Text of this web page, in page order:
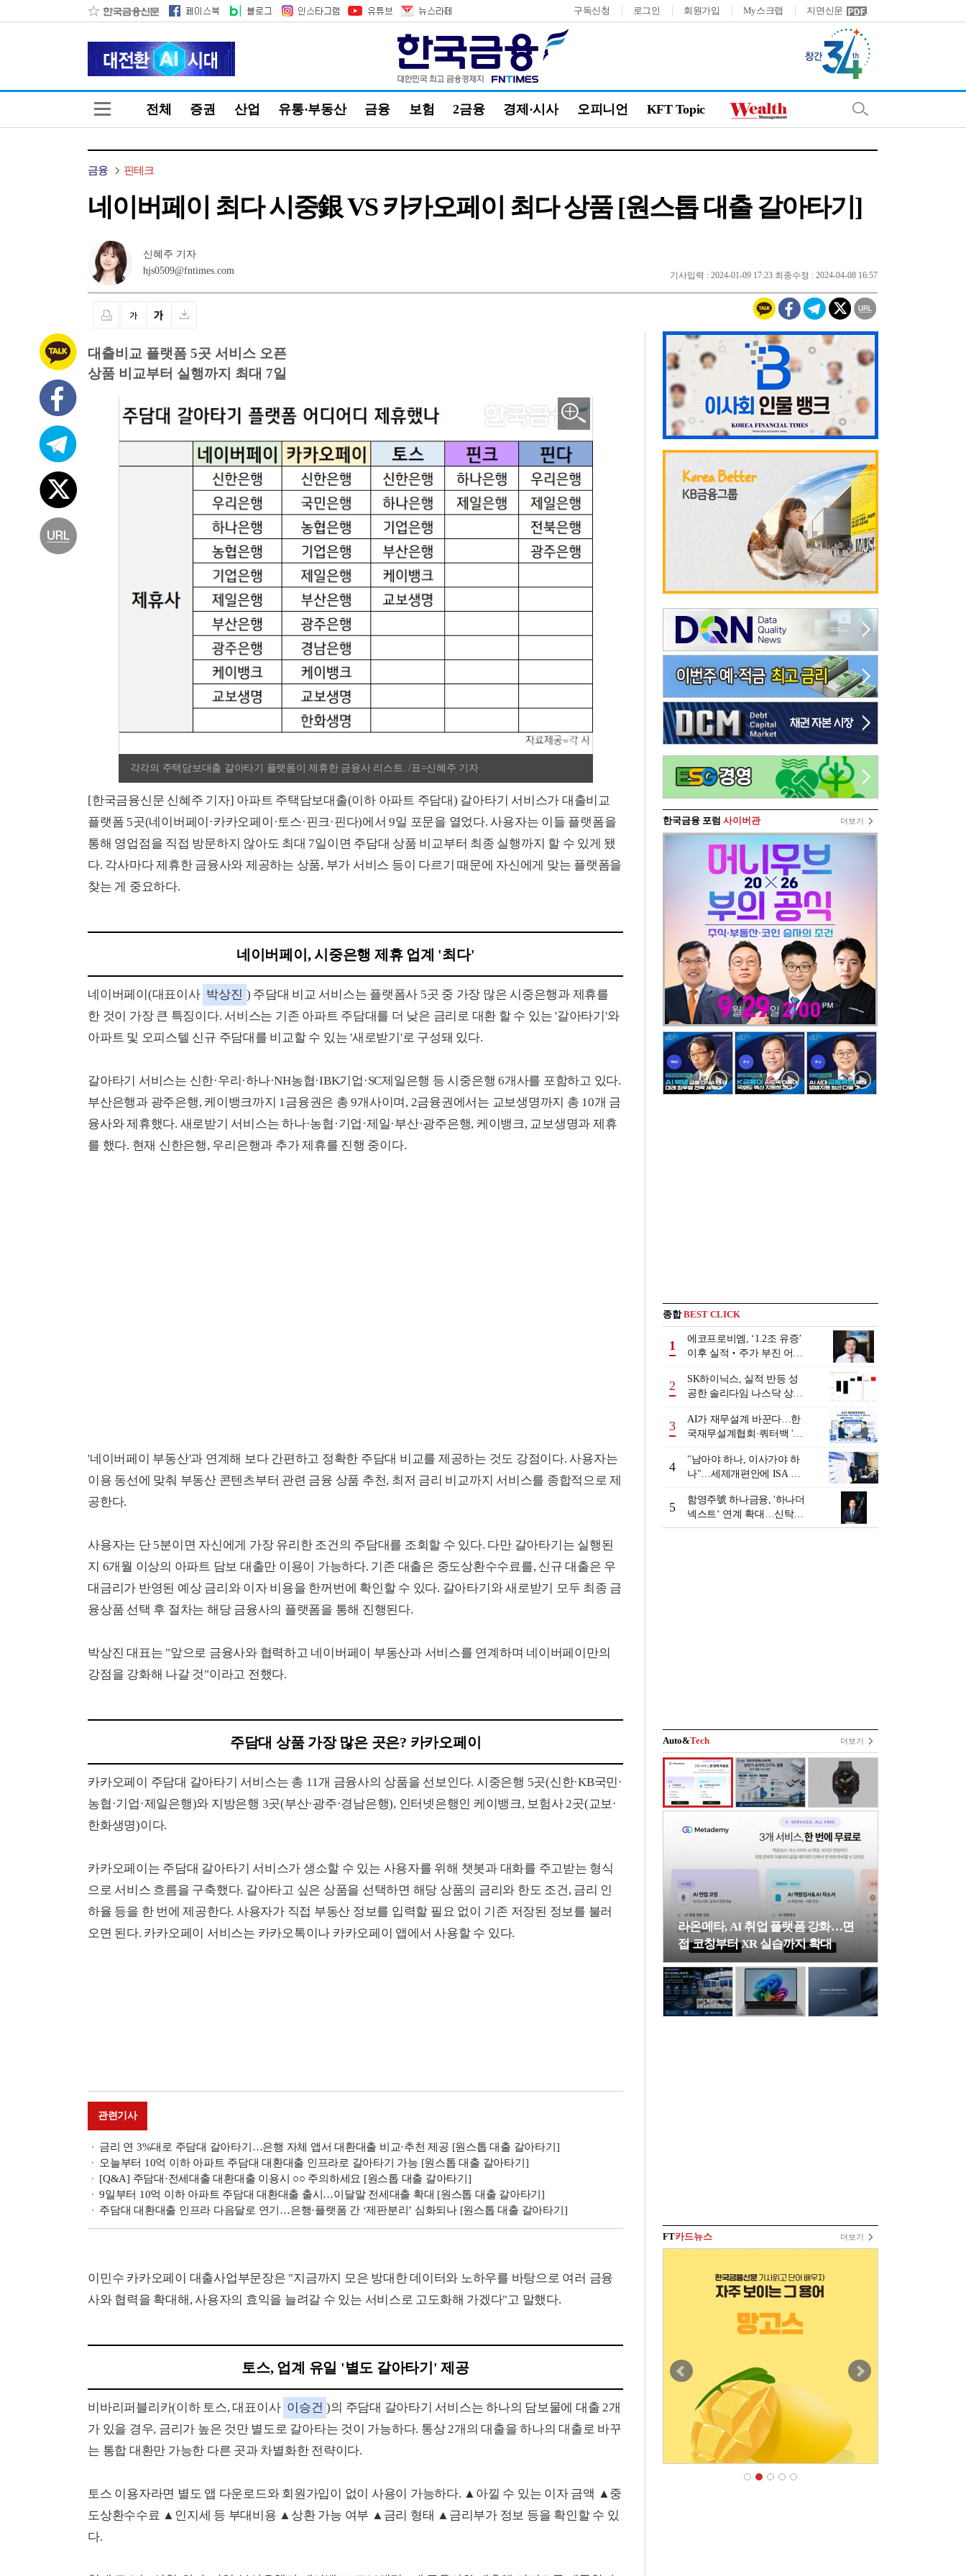
구독신청 로그인 회원가입 My스크랩 지면신문
전체 증권 산업 유통·부동산 금융 보험 2금융 경제·시사 오피니언 KFT Topic
금융 핀테크
네이버페이 최다 시중銀 VS 카카오페이 최다 상품 [원스톱 대출 갈아타기]
신혜주 기자
hjs0509@fntimes.com
기사입력 : 2024-01-09 17:23 최종수정 : 2024-04-08 16:57
대출비교 플랫폼 5곳 서비스 오픈
상품 비교부터 실행까지 최대 7일
각각의 주택담보대출 갈아타기 플랫폼이 제휴한 금융사 리스트. /표=신혜주 기자
[한국금융신문 신혜주 기자] 아파트 주택담보대출(이하 아파트 주담대) 갈아타기 서비스가 대출비교
플랫폼 5곳(네이버페이·카카오페이·토스·핀크·핀다)에서 9일 포문을 열었다. 사용자는 이들 플랫폼을
통해 영업점을 직접 방문하지 않아도 최대 7일이면 주담대 상품 비교부터 최종 실행까지 할 수 있게 됐
다. 각사마다 제휴한 금융사와 제공하는 상품, 부가 서비스 등이 다르기 때문에 자신에게 맞는 플랫폼을
찾는 게 중요하다.
네이버페이, 시중은행 제휴 업계 '최다'
네이버페이(대표이사 박상진 ) 주담대 비교 서비스는 플랫폼사 5곳 중 가장 많은 시중은행과 제휴를
한 것이 가장 큰 특징이다. 서비스는 기존 아파트 주담대를 더 낮은 금리로 대환 할 수 있는 '갈아타기'와
아파트 및 오피스텔 신규 주담대를 비교할 수 있는 '새로받기'로 구성돼 있다.
갈아타기 서비스는 신한·우리·하나·NH농협·IBK기업·SC제일은행 등 시중은행 6개사를 포함하고 있다.
부산은행과 광주은행, 케이뱅크까지 1금융권은 총 9개사이며, 2금융권에서는 교보생명까지 총 10개 금
융사와 제휴했다. 새로받기 서비스는 하나·농협·기업·제일·부산·광주은행, 케이뱅크, 교보생명과 제휴
를 했다. 현재 신한은행, 우리은행과 추가 제휴를 진행 중이다.
'네이버페이 부동산'과 연계해 보다 간편하고 정확한 주담대 비교를 제공하는 것도 강점이다. 사용자는
이용 동선에 맞춰 부동산 콘텐츠부터 관련 금융 상품 추천, 최저 금리 비교까지 서비스를 종합적으로 제
공한다.
사용자는 단 5분이면 자신에게 가장 유리한 조건의 주담대를 조회할 수 있다. 다만 갈아타기는 실행된
지 6개월 이상의 아파트 담보 대출만 이용이 가능하다. 기존 대출은 중도상환수수료를, 신규 대출은 우
대금리가 반영된 예상 금리와 이자 비용을 한꺼번에 확인할 수 있다. 갈아타기와 새로받기 모두 최종 금
융상품 선택 후 절차는 해당 금융사의 플랫폼을 통해 진행된다.
박상진 대표는 "앞으로 금융사와 협력하고 네이버페이 부동산과 서비스를 연계하며 네이버페이만의
강점을 강화해 나갈 것"이라고 전했다.
주담대 상품 가장 많은 곳은? 카카오페이
카카오페이 주담대 갈아타기 서비스는 총 11개 금융사의 상품을 선보인다. 시중은행 5곳(신한·KB국민·
농협·기업·제일은행)와 지방은행 3곳(부산·광주·경남은행), 인터넷은행인 케이뱅크, 보험사 2곳(교보·
한화생명)이다.
카카오페이는 주담대 갈아타기 서비스가 생소할 수 있는 사용자를 위해 챗봇과 대화를 주고받는 형식
으로 서비스 흐름을 구축했다. 갈아타고 싶은 상품을 선택하면 해당 상품의 금리와 한도 조건, 금리 인
하율 등을 한 번에 제공한다. 사용자가 직접 부동산 정보를 입력할 필요 없이 기존 저장된 정보를 불러
오면 된다. 카카오페이 서비스는 카카오톡이나 카카오페이 앱에서 사용할 수 있다.
관련기사
금리 연 3%대로 주담대 갈아타기…은행 자체 앱서 대환대출 비교·추천 제공 [원스톱 대출 갈아타기]
오늘부터 10억 이하 아파트 주담대 대환대출 인프라로 갈아타기 가능 [원스톱 대출 갈아타기]
[Q&A] 주담대·전세대출 대환대출 이용시 ○○ 주의하세요 [원스톱 대출 갈아타기]
9일부터 10억 이하 아파트 주담대 대환대출 출시…이달말 전세대출 확대 [원스톱 대출 갈아타기]
주담대 대환대출 인프라 다음달로 연기…은행·플랫폼 간 ‘제판분리’ 심화되나 [원스톱 대출 갈아타기]
이민수 카카오페이 대출사업부문장은 "지금까지 모은 방대한 데이터와 노하우를 바탕으로 여러 금융
사와 협력을 확대해, 사용자의 효익을 늘려갈 수 있는 서비스로 고도화해 가겠다"고 말했다.
토스, 업계 유일 '별도 갈아타기' 제공
비바리퍼블리카(이하 토스, 대표이사 이승건 )의 주담대 갈아타기 서비스는 하나의 담보물에 대출 2개
가 있을 경우, 금리가 높은 것만 별도로 갈아타는 것이 가능하다. 통상 2개의 대출을 하나의 대출로 바꾸
는 통합 대환만 가능한 다른 곳과 차별화한 전략이다.
토스 이용자라면 별도 앱 다운로드와 회원가입이 없이 사용이 가능하다. ▲아낄 수 있는 이자 금액 ▲중
도상환수수료 ▲인지세 등 부대비용 ▲상환 가능 여부 ▲금리 형태 ▲금리부가 정보 등을 확인할 수 있
다.
한국금융 포럼 사이버관 더보기
종합BEST CLICK
1
에코프로비엠, ‘1.2조 유증’
이후 실적‧주가 부진 어쩌
2
SK하이닉스, 실적 반등 성
공한 솔리다임 나스닥 상장
3
AI가 재무설계 바꾼다…한
국재무설계협회·쿼터백 '베
4
"남아야 하나, 이사가야 하
나"…세제개편안에 ISA 투
5
함영주號 하나금융, '하나더
넥스트‘ 연계 확대…신탁수
수료 2배 증가 효과 [금융 시
Auto&Tech 더보기
라온메타, AI 취업 플랫폼 강화…면
접 코칭부터 XR 실습까지 확대
FT카드뉴스 더보기